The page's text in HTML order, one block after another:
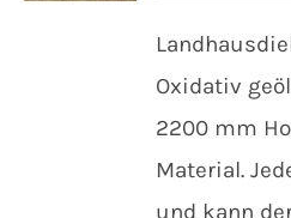
Oxidativ
2200 mm
Material.
und kann